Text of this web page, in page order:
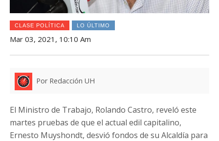
CLASE POLÍTICA LO ÚLTIMO
Mar 03, 2021, 10:10 Am
Por Redacción UH
El Ministro de Trabajo, Rolando Castro, reveló este
martes pruebas de que el actual edil capitalino,
Ernesto Muyshondt, desvió fondos de su Alcaldía para